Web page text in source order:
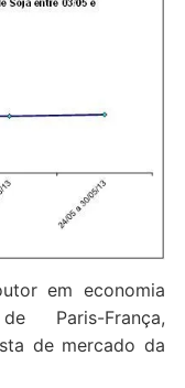
em economia
Paris-França,
de mercado da